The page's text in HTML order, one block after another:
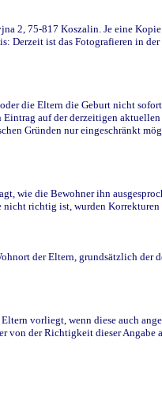
2, 75-817 Koszalin. Je eine
Derzeit ist das Fotografieren in
die Eltern die Geburt nicht
auf der derzeitigen aktuellen
Gründen nur eingeschränkt
wie die Bewohner ihn
richtig ist, wurden Korrekturen
der Eltern, grundsätzlich der
vorliegt, wenn diese auch
von der Richtigkeit dieser Angabe